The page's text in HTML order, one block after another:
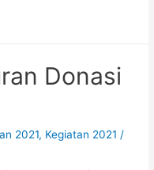
Donasi
2021, Kegiatan 2021 /